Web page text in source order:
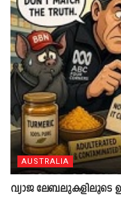
AUSTRALIA
വ്യാജ ലേബലുകളിലൂടെ